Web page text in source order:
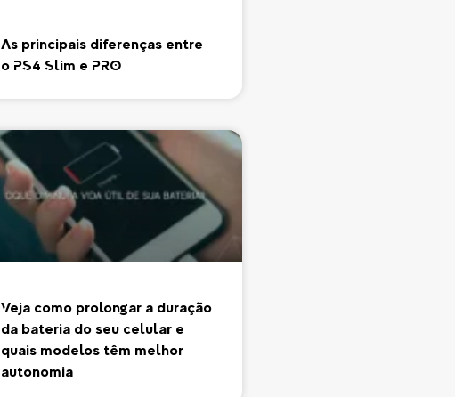
As principais diferenças entre
o PS4 Slim e PRO
Veja como prolongar a duração
da bateria do seu celular e
quais modelos têm melhor
autonomia